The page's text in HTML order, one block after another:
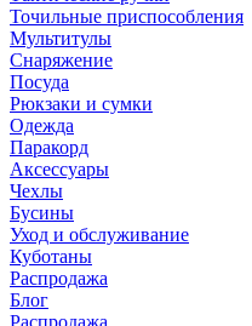
Точильные приспособления
Мультитулы
Снаряжение
Посуда
Рюкзаки и сумки
Одежда
Паракорд
Аксессуары
Чехлы
Бусины
Уход и обслуживание
Куботаны
Распродажа
Блог
Распродажа